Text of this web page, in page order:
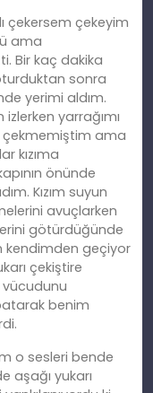
çekersem çekeyim
ama
Bir kaç dakika
sonra
yerimi aldım.
izlerken yarrağımı
çekmemiştim ama
kızıma
önünde
Kızım suyun
avuçlarken
götürdüğünde
kendimden geçiyor
çekiştire
vücudunu
benim
o sesleri bende
aşağı yukarı